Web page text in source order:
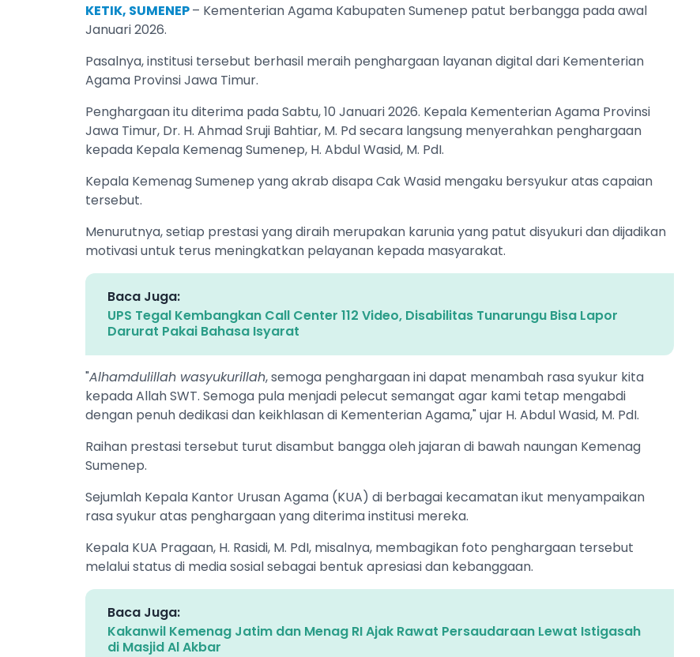
KETIK, SUMENEP– Kementerian Agama Kabupaten Sumenep patut berbangga pada awal
Januari 2026.
Pasalnya, institusi tersebut berhasil meraih penghargaan layanan digital dari Kementerian
Agama Provinsi Jawa Timur.
Penghargaan itu diterima pada Sabtu, 10 Januari 2026. Kepala Kementerian Agama Provinsi
Jawa Timur, Dr. H. Ahmad Sruji Bahtiar, M. Pd secara langsung menyerahkan penghargaan
kepada Kepala Kemenag Sumenep, H. Abdul Wasid, M. PdI.
Kepala Kemenag Sumenep yang akrab disapa Cak Wasid mengaku bersyukur atas capaian
tersebut.
Menurutnya, setiap prestasi yang diraih merupakan karunia yang patut disyukuri dan dijadikan
motivasi untuk terus meningkatkan pelayanan kepada masyarakat.
Baca Juga:
UPS Tegal Kembangkan Call Center 112 Video, Disabilitas Tunarungu Bisa Lapor
Darurat Pakai Bahasa Isyarat
"Alhamdulillah wasyukurillah, semoga penghargaan ini dapat menambah rasa syukur kita
kepada Allah SWT. Semoga pula menjadi pelecut semangat agar kami tetap mengabdi
dengan penuh dedikasi dan keikhlasan di Kementerian Agama," ujar H. Abdul Wasid, M. PdI.
Raihan prestasi tersebut turut disambut bangga oleh jajaran di bawah naungan Kemenag
Sumenep.
Sejumlah Kepala Kantor Urusan Agama (KUA) di berbagai kecamatan ikut menyampaikan
rasa syukur atas penghargaan yang diterima institusi mereka.
Kepala KUA Pragaan, H. Rasidi, M. PdI, misalnya, membagikan foto penghargaan tersebut
melalui status di media sosial sebagai bentuk apresiasi dan kebanggaan.
Baca Juga:
Kakanwil Kemenag Jatim dan Menag RI Ajak Rawat Persaudaraan Lewat Istigasah
di Masjid Al Akbar